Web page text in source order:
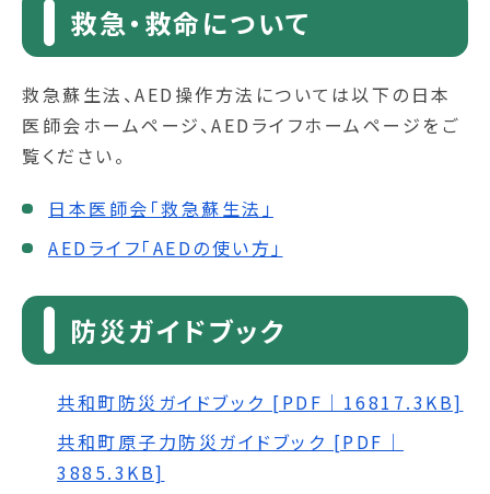
救急・救命について
救急蘇生法、AED操作方法については以下の日本
医師会ホームページ、AEDライフホームページをご
覧ください。
日本医師会「救急蘇生法」
AEDライフ「AEDの使い方」
防災ガイドブック
共和町防災ガイドブック [PDF｜16817.3KB]
共和町原子力防災ガイドブック [PDF｜
3885.3KB]